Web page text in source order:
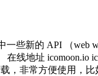
些新的 API （web
线地址 icomoon.io
，非常方便使用，